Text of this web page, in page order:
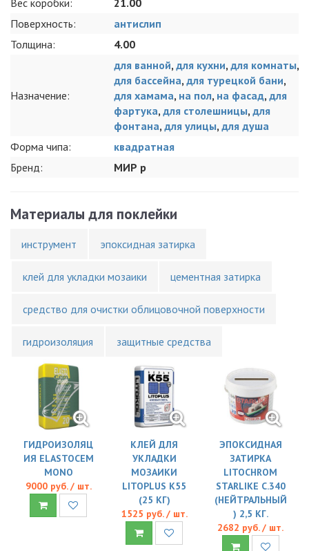
Вес коробки:
21.00
Поверхность:
антислип
Толщина:
4.00
Назначение:
для ванной, для кухни, для комнаты,
для бассейна, для турецкой бани,
для хамама, на пол, на фасад, для
фартука, для столешницы, для
фонтана, для улицы, для душа
Форма чипа:
квадратная
Бренд:
МИР р
Материалы для поклейки
инструмент эпоксидная затирка
клей для укладки мозаики цементная затирка
средство для очистки облицовочной поверхности
гидроизоляция защитные средства
ГИДРОИЗОЛЯЦ
ИЯ ELASTOCEM
MONO
9000 руб. / шт.
КЛЕЙ ДЛЯ
УКЛАДКИ
МОЗАИКИ
LITOPLUS K55
(25 КГ)
1525 руб. / шт.
ЭПОКСИДНАЯ
ЗАТИРКА
LITOCHROM
STARLIKE C.340
(НЕЙТРАЛЬНЫЙ
) 2,5 КГ.
2682 руб. / шт.